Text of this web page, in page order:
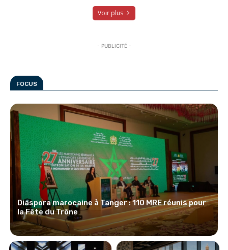
Voir plus
- PUBLICITÉ -
FOCUS
Diaspora marocaine à Tanger : 110 MRE réunis pour
la Fête du Trône